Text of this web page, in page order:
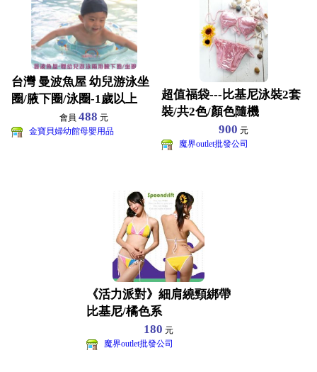
台灣 曼波魚屋 幼兒游泳坐
圈/腋下圈/泳圈-1歲以上
會員488 元
金寶貝婦幼館母嬰用品
超值福袋---比基尼泳裝2套
裝/共2色/顏色隨機
900 元
魔界outlet批發公司
《活力派對》細肩繞頸綁帶
比基尼/橘色系
180 元
魔界outlet批發公司